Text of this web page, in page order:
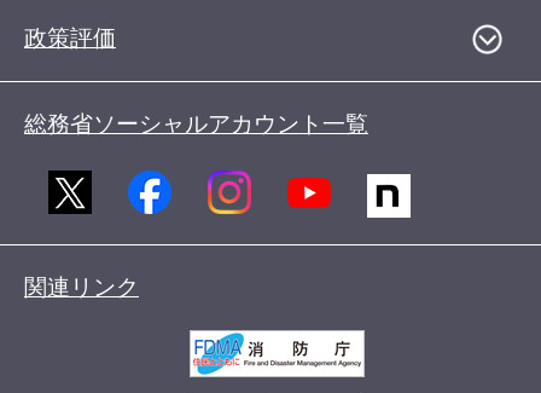
政策評価
総務省ソーシャルアカウント一覧
関連リンク